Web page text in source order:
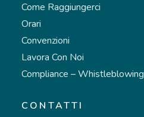
Come Raggiungerci
Orari
Convenzioni
Lavora Con Noi
Compliance – Whistleblowing
CONTATTI